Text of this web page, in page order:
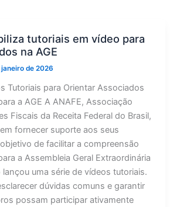
tutoriais em vídeo para
na AGE
janeiro de 2026
Tutoriais para Orientar Associados
a AGE A ANAFE, Associação
Fiscais da Receita Federal do Brasil,
fornecer suporte aos seus
de facilitar a compreensão
a Assembleia Geral Extraordinária
lançou uma série de vídeos tutoriais.
dúvidas comuns e garantir
possam participar ativamente